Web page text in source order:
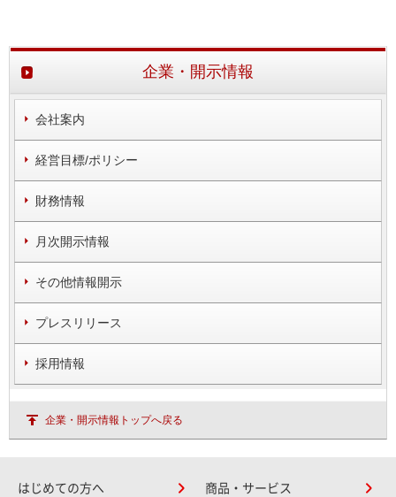
企業・開示情報
会社案内
経営目標/ポリシー
財務情報
月次開示情報
その他情報開示
プレスリリース
採用情報
企業・開示情報トップへ戻る
はじめての方へ 商品・サービス